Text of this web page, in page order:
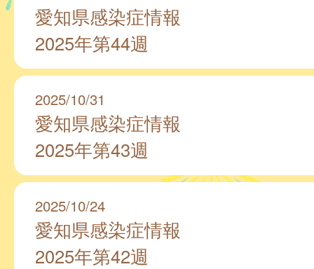
愛知県感染症情報
2025年第44週
2025/10/31
愛知県感染症情報
2025年第43週
2025/10/24
愛知県感染症情報
2025年第42週